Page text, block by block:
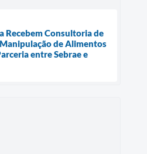
Recebem Consultoria de
de Alimentos
entre Sebrae e